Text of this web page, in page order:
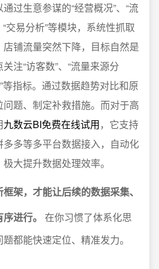
过生意参谋的“经营概况”、“流
“交易分析”等模块，系统性抓取
铺流量突然下降，目标自然是
注“访客数”、“流量来源分
等指标。通过数据趋势对比和原
题、制定补救措施。而对于高
九数云BI免费在线试用，它支持
多等多平台数据接入，自动化
大提升数据处理效率。
架，才能让后续的数据采集、
进行。
在你习惯了体系化思
都能快速定位、精准发力。